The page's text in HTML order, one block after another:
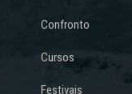
Confronto
Cursos
Festivais